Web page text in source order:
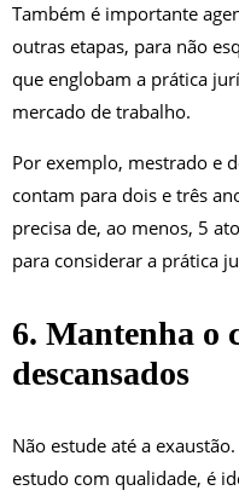
Também é importante
outras etapas, para não
que englobam a prática
mercado de trabalho.
Por exemplo, mestrado e
contam para dois e três
precisa de, ao menos, 5
para considerar a prática
6. Mantenha o
descansados
Não estude até a
estudo com qualidade, é